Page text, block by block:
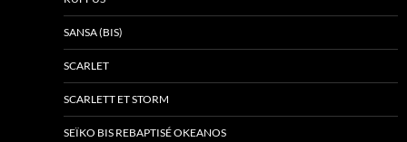
SANSA (BIS)
SCARLET
SCARLETT ET STORM
SEÏKO BIS REBAPTISÉ OKEANOS